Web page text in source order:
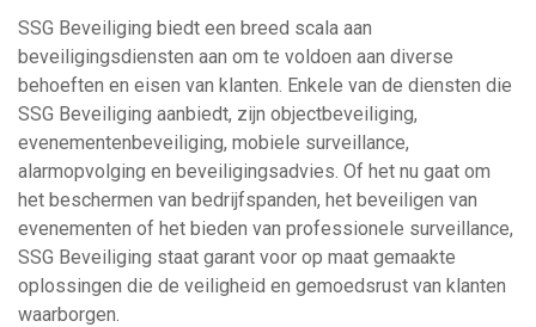
SSG Beveiliging biedt een breed scala aan
beveiligingsdiensten aan om te voldoen aan diverse
behoeften en eisen van klanten. Enkele van de diensten die
SSG Beveiliging aanbiedt, zijn objectbeveiliging,
evenementenbeveiliging, mobiele surveillance,
alarmopvolging en beveiligingsadvies. Of het nu gaat om
het beschermen van bedrijfspanden, het beveiligen van
evenementen of het bieden van professionele surveillance,
SSG Beveiliging staat garant voor op maat gemaakte
oplossingen die de veiligheid en gemoedsrust van klanten
waarborgen.